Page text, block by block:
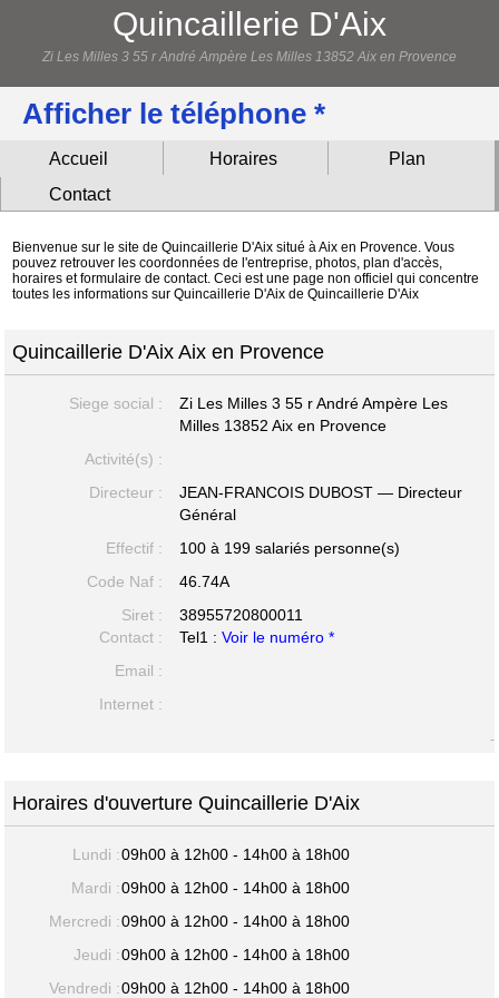
Quincaillerie D'Aix
Zi Les Milles 3 55 r André Ampère Les Milles 13852 Aix en Provence
Afficher le téléphone *
Accueil Horaires
Plan
Contact
Bienvenue sur le site de Quincaillerie D'Aix situé à Aix en Provence. Vous
pouvez retrouver les coordonnées de l'entreprise, photos, plan d'accès,
horaires et formulaire de contact. Ceci est une page non officiel qui concentre
toutes les informations sur Quincaillerie D'Aix de Quincaillerie D'Aix
Quincaillerie D'Aix Aix en Provence
Siege social :
Zi Les Milles 3 55 r André Ampère Les
Milles 13852 Aix en Provence
Activité(s) :
Directeur :
JEAN-FRANCOIS DUBOST — Directeur
Général
Effectif :
100 à 199 salariés personne(s)
Code Naf :
46.74A
Siret :
38955720800011
Contact :
Tel1 :Voir le numéro *
Email :
Internet :
-
Horaires d'ouverture Quincaillerie D'Aix
Lundi :09h00 à 12h00 - 14h00 à 18h00
Mardi :09h00 à 12h00 - 14h00 à 18h00
Mercredi :09h00 à 12h00 - 14h00 à 18h00
Jeudi :09h00 à 12h00 - 14h00 à 18h00
Vendredi :09h00 à 12h00 - 14h00 à 18h00